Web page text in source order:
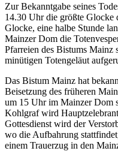
Zur Bekanntgabe seines
14.30 Uhr die größte Glocke
Glocke, eine halbe Stunde
Mainzer Dom die
Pfarreien des Bistums Mainz
minütigen Totengeläut
Das Bistum Mainz hat
Beisetzung des früheren
um 15 Uhr im Mainzer Dom
Kohlgraf wird
Gottesdienst wird der
wo die Aufbahrung
einem Trauerzug in den